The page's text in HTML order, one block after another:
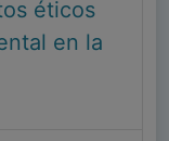
éticos
en la